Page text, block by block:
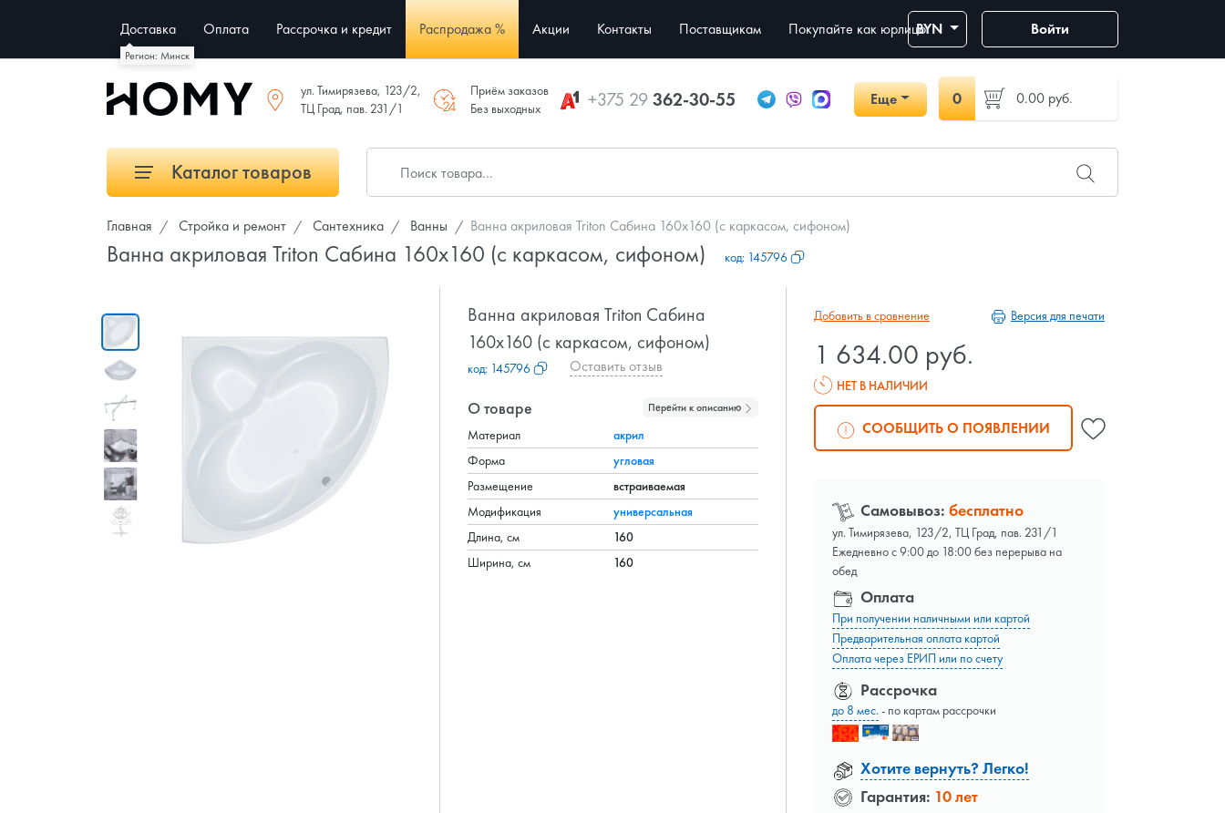
Регион: Минск
Доставка Оплата Рассрочка и кредит Распродажа % Акции Контакты Поставщикам Покупайте как юрлицоBYN Войти
ул. Тимирязева, 123/2,
ТЦ Град, пав. 231/1
Приём заказов
Без выходных
+375 29362-30-55 Еще 0 0.00 руб.
Каталог товаров
Главная Стройка и ремонт Сантехника Ванны Ванна акриловая Triton Сабина 160x160 (с каркасом, сифоном)
Ванна акриловая Triton Сабина 160x160 (с каркасом, сифоном) код: 145796
Ванна акриловая Triton Сабина
160x160 (с каркасом, сифоном)
код: 145796 Оставить отзыв
О товаре Перейти к описанию
Материал
акрил
Форма
угловая
Размещение
встраиваемая
Модификация
универсальная
Длина, см
160
Ширина, см
160
Добавить в сравнение Версия для печати
1 634.00 руб.
НЕТ В НАЛИЧИИ
СООБЩИТЬ О ПОЯВЛЕНИИ
Самовывоз: бесплатно
ул. Тимирязева, 123/2, ТЦ Град, пав. 231/1
Ежедневно с 9:00 до 18:00 без перерыва на
обед
Оплата
При получении наличными или картой
Предварительная оплата картой
Оплата через ЕРИП или по счету
Рассрочка
до 8 мес.- по картам рассрочки
Хотите вернуть? Легко!
Гарантия: 10 лет